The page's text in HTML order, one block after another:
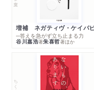
─答えを急がず立ち止まる力
谷川嘉浩著朱喜哲著ほか
ちくま文庫